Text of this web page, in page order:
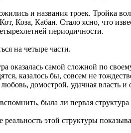
и названия троек. Тройка
Коза, Кабан. Стало ясно, что
периодичности.
на четыре части.
оказалась самой сложной по
казалось бы, совсем не
домострой, удачная власть
была ли первая
этой структуры